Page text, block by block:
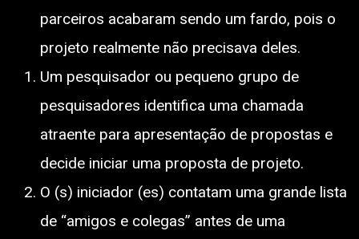
parceiros acabaram sendo um fardo, pois o
projeto realmente não precisava deles.
Um pesquisador ou pequeno grupo de
pesquisadores identifica uma chamada
atraente para apresentação de propostas e
decide iniciar uma proposta de projeto.
O (s) iniciador (es) contatam uma grande lista
de “amigos e colegas” antes de uma